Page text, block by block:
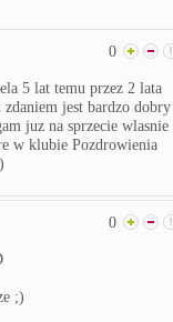
0
5 lat temu przez 2 lata
jest bardzo dobry
juz na sprzecie wlasnie
w klubie Pozdrowienia
0
;)